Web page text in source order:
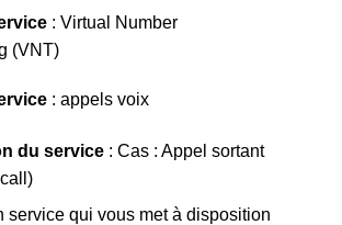
: Virtual Number
(VNT)
: appels voix
du service : Cas : Appel sortant
service qui vous met à disposition